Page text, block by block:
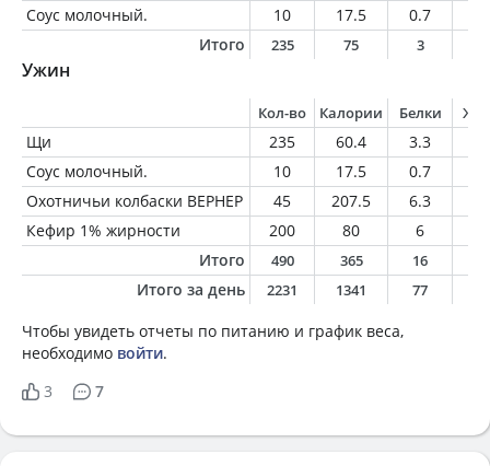
Соус молочный.
10 17.5 0.7
Итого
235 75 3
Ужин
Кол-во Калории Белки
Щи 235 60.4 3.3
Соус молочный.
10 17.5 0.7
Охотничьи колбаски ВЕРНЕР
45 207.5 6.3
Кефир 1% жирности
200 80 6
Итого
490 365 16
Итого за день 2231 1341 77
Чтобы увидеть отчеты по питанию и график веса,
необходимо войти.
3
7